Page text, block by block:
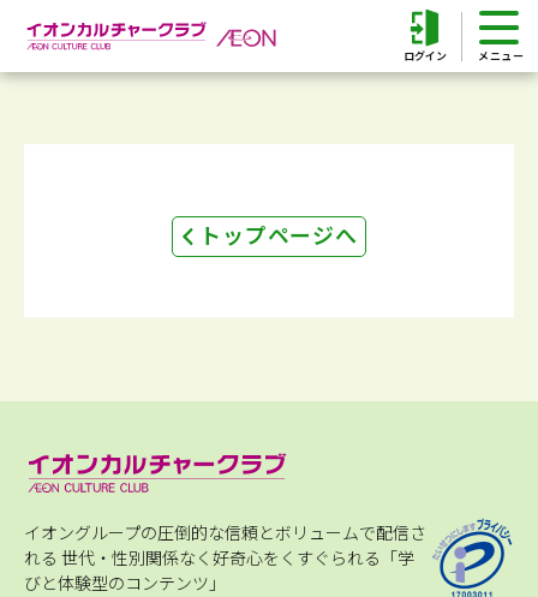
ログイン
トップページへ
イオングループの圧倒的な信頼とボリュームで配信さ
れる 世代・性別関係なく好奇心をくすぐられる「学
びと体験型のコンテンツ」